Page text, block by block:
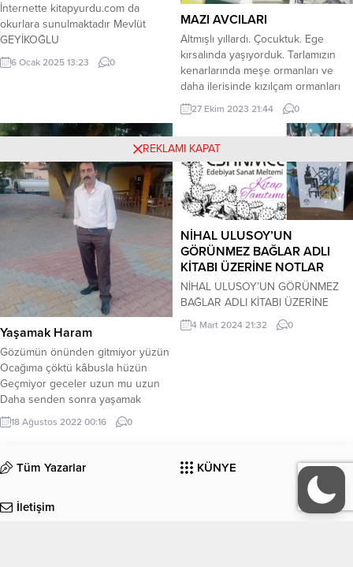
İnternette kitapyurdu.com da
okurlara sunulmaktadır Mevlüt
GEYİKOĞLU
6 Ocak 2025 13:23 0
MAZI AVCILARI
Altmışlı yıllardı. Çocuktuk. Ege
kırsalında yaşıyorduk. Tarlamızın
kenarlarında meşe ormanları ve
daha ilerisinde kızılçam ormanları
vardı. Okulların tatil olduğu yaz
aylarında tarlamızın kenarlarındaki
bu meşe ormanlarında koyun ya da
kuzu güderdik. Koyunlar yerde
buldukları otlarla ve meşe
yapraklarıyla karınlarını doyururken
bizim de gözlerimiz hep meşe
ağaçlarının üzerinde olurdu. Çünkü
yaprakların...
27 Ekim 2023 21:44 0
Yaşamak Haram
Gözümün önünden gitmiyor yüzün
Ocağıma çöktü kâbusla hüzün
Geçmiyor geceler uzun mu uzun
Daha senden sonra yaşamak
haram Hergün feryat ediyorum
firaktan Bir kez olsun sesin gelsin
meraktan Burnumda tütüyorsun
buram buram Yalvardım yakardım
miyim ben sefa Her günüm
18 Ağustos 2022 00:16 0
NİHAL ULUSOY’UN
GÖRÜNMEZ BAĞLAR ADLI
KİTABI ÜZERİNE NOTLAR
NİHAL ULUSOY’UN GÖRÜNMEZ
BAĞLAR ADLI KİTABI ÜZERİNE
NOTLAR ARZU ORTAÖREN … ”
OTOBÜS DURAĞINDA SEVGİLİ
Pişmanlıkla baktım ekrana. Güneş...
4 Mart 2024 21:32 0
Tüm Yazarlar KÜNYE
İletişim
REKLAMI KAPAT